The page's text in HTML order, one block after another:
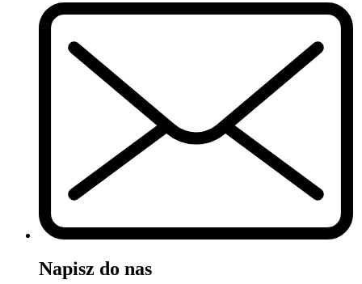
Napisz do nas